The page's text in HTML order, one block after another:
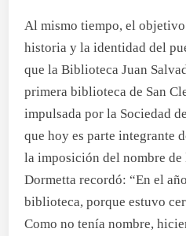
Al mismo tiempo, el
historia y la identidad del
que la Biblioteca Juan
primera biblioteca de San
impulsada por la Sociedad
que hoy es parte integrante
la imposición del nombre
Dormetta recordó: “En el
biblioteca, porque estuvo
Como no tenía nombre,